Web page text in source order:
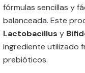
fórmulas sencillas y
balanceada. Este
Lactobacillus y
ingrediente utilizado
prebióticos.